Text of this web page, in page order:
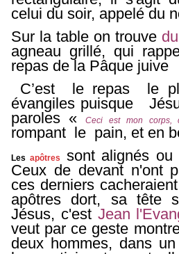
celui du soir, appelé du
Sur la table on trouve
agneau grillé, qui
repas de la Pâque juive
C’est le repas le
évangiles puisque
paroles «
Ceci est mon corps,
rompant le pain, et en
Les apôtres
sont alignés ou
Ceux de devant n'ont
ces derniers
apôtres dort, sa tête
Jésus, c'est Jean
veut par ce geste
deux hommes, dans